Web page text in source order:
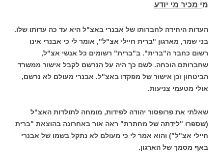
מי מכיר מי יודע
העדות היחידה לחברותו של אבנרי באצ"ל היא עד כה עדותו שלו.
בני שמר, מארגון "ברית חיילי אצ"ל", אומר לי כי אבנרי אינו
רשום כחבר ה"ברית". ב"ברית" רשומים כל אנשי אצ"ל,
שחברותם הוכחה. לשם כך היה על הנרשם לקבל אישור ממשרד
הביטחון וכן אישור של מפקדו באצ"ל. אבנרי מעולם לא נרשם,
אולי מטעמי צניעות.
שאלתי את פרופסור יהודה לפידות, מומחה לתולדות האצ"ל
(שספרו "לידתה של מחתרת" ראה אור באחרונה בהוצאת "ברית
חיילי אצ"ל") והוא אמר לי כי מעולם לא נתקל בשמו של אבנרי
באף מסמך של הארגון.